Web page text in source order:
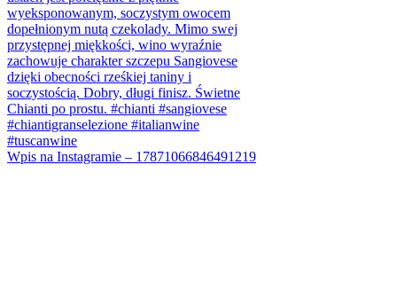
Wpis na Instagramie – 17871066846491219